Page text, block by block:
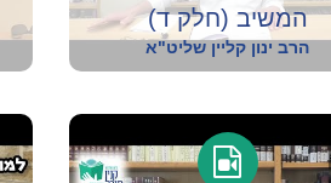
המשיב (חלק ד)
הרב ינון קליין שליט"א